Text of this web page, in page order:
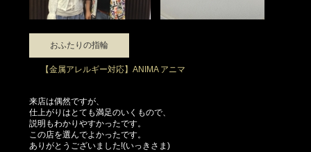
おふたりの指輪
【金属アレルギー対応】ANIMA アニマ
来店は偶然ですが、
仕上がりはとても満足のいくもので、
説明もわかりやすかったです。
この店を選んでよかったです。
ありがとうございました!(いっきさま)